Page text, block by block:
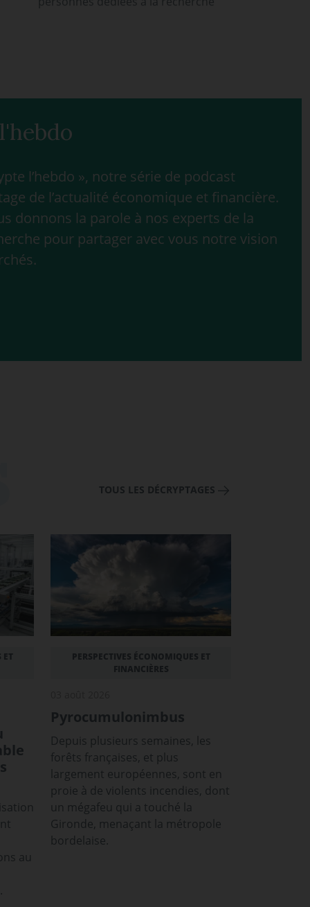
personnes dédiées à la recherche
l’hebdo », notre série de podcast
de l’actualité économique et financière.
donnons la parole à nos experts de la
pour partager avec vous notre vision
ET
au
PERSPECTIVES ÉCONOMIQUES ET
FINANCIÈRES
Pyrocumulonimbus
Depuis plusieurs semaines, les
forêts françaises, et plus
largement européennes, sont en
proie à de violents incendies, dont
un mégafeu qui a touché la
Gironde, menaçant la métropole
bordelaise.
TOUS LES DÉCRYPTAGES